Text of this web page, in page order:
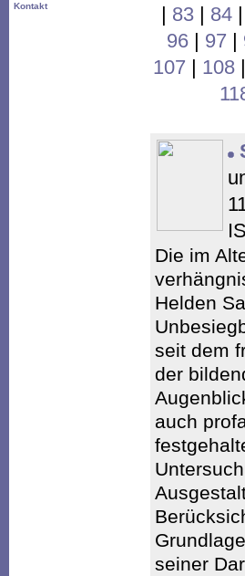
Kontakt
| 83| 84|
96| 97 |
107 | 108|
Die im
Helden
seit dem
der
auch
seiner